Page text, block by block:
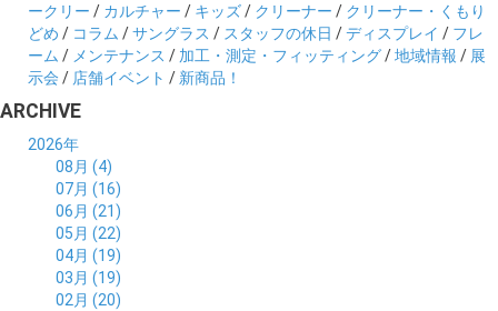
ークリー / カルチャー / キッズ/ クリーナー / クリーナー・くもり
どめ / コラム /サングラス / スタッフの休日 /ディスプレイ / フレ
ーム / メンテナンス / 加工・測定・フィッティング/地域情報 / 展
示会 / 店舗イベント / 新商品！
ARCHIVE
2026年
08月 (4)
07月 (16)
06月 (21)
05月 (22)
04月 (19)
03月 (19)
02月 (20)